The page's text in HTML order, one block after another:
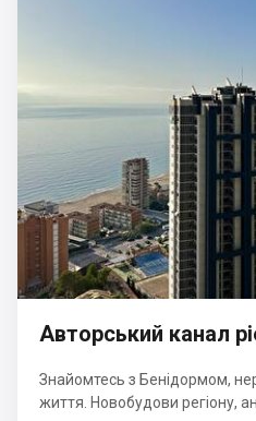
Авторський канал
Знайомтесь з Бенідормом,
життя. Новобудови регіону,